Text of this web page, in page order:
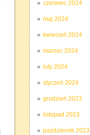
czerwiec 2024
maj 2024
kwiecień 2024
marzec 2024
luty 2024
styczeń 2024
grudzień 2023
listopad 2023
październik 2023